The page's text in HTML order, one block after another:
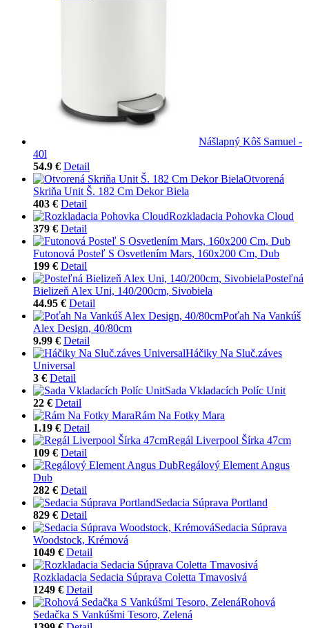
Nášlapný Kôš Samuel -
40l
54.9 € Detail
Otvorená
Skriňa Unit Š. 182 Cm Dekor Biela
403 € Detail
Rozkladacia Pohovka Cloud
379 € Detail
Futonová Posteľ S Osvetlením Mars, 160x200 Cm, Dub
199 € Detail
Posteľná
Bielizeň Alex Uni, 140/200cm, Sivobiela
44.95 € Detail
Poťah Na Vankúš
Alex Design, 40/80cm
9.99 € Detail
Háčiky Na Sluč.záves
Universal
3 € Detail
Sada Vkladacích Políc Unit
22 € Detail
Rám Na Fotky Mara
1.19 € Detail
Regál Liverpool Šírka 47cm
109 € Detail
Regálový Element Angus
Dub
282 € Detail
Sedacia Súprava Portland
829 € Detail
Sedacia Súprava
Woodstock, Krémová
1049 € Detail
Rozkladacia Sedacia Súprava Coletta Tmavosivá
1249 € Detail
Rohová
Sedačka S Vankúšmi Tesoro, Zelená